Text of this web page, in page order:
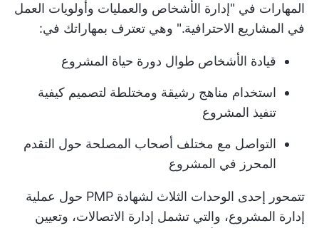
المهارات في "إدارة الأشخاص والعمليات وأولويات العمل
في المشاريع الاحترافية." وهي تعترف بمهاراتك في:
قيادة الأشخاص طوال دورة حياة المشروع
استخدام مناهج رشيقة ومختلطة لتصميم كيفية
تنفيذ المشروع
التواصل مع مختلف أصحاب المصلحة حول التقدم
المحرز في المشروع
تتمحور إحدى الوحدات الثلاث لشهادة PMP حول عملية
إدارة المشروع، والتي تشمل إدارة الاتصالات، وتعيين